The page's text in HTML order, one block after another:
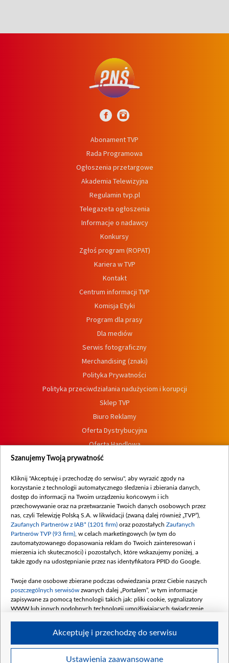
Abonament TVP
Rada Programowa
Ogłoszenia przetargowe
Akademia Telewizyjna
Regulamin tvp.pl
Telegazeta ogłoszenia
Informacje o nadawcy
Konkursy
Zgłoś program (ROPAT)
Kariera w TVP
Kontakt
Centrum informacji TVP
Komisja Etyki
Program dla prasy
Dla mediów
Serwis fotograficzny
Merchandising (znaki)
Polityka Prywatności
Polityka przeciwdziałania nadużyciom i korupcji
Sklep TVP
Biuro Reklamy
Oferta Dystrybucyjna
Oferta Handlowa
Dostępność
Procedura zgłoszeń wewnętrznych
Szanujemy Twoją prywatność
Kliknij "Akceptuję i przechodzę do serwisu", aby wyrazić zgody na
korzystanie z technologii automatycznego śledzenia i zbierania danych,
dostęp do informacji na Twoim urządzeniu końcowym i ich
przechowywanie oraz na przetwarzanie Twoich danych osobowych przez
nas, czyli Telewizję Polską S.A. w likwidacji (zwaną dalej również „TVP”),
Zaufanych Partnerów z IAB* (1201 firm) oraz pozostałych Zaufanych
Partnerów TVP (93 firm) , w celach marketingowych (w tym do
zautomatyzowanego dopasowania reklam do Twoich zainteresowań i
mierzenia ich skuteczności) i pozostałych, które wskazujemy poniżej, a
także zgody na udostępnianie przez nas identyfikatora PPID do Google.
Twoje dane osobowe zbierane podczas odwiedzania przez Ciebie naszych
poszczególnych serwisów zwanych dalej „Portalem”, w tym informacje
zapisywane za pomocą technologii takich jak: pliki cookie, sygnalizatory
WWW lub innych podobnych technologii umożliwiających świadczenie
Twoje dane osobowe zbierane podczas odwiedzania przez Ciebie
Ustawienia zaawansowane
Akceptuję i przechodzę do serwisu